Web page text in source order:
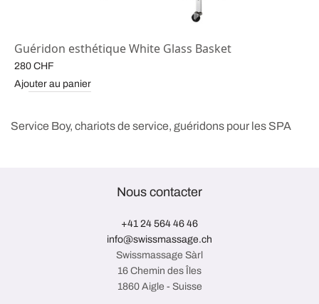
Guéridon esthétique White Glass Basket
280 CHF
Ajouter au panier
Service Boy, chariots de service, guéridons pour les SPA
Nous contacter
+41 24 564 46 46
info@swissmassage.ch
Swissmassage Sàrl
16 Chemin des Îles
1860 Aigle - Suisse